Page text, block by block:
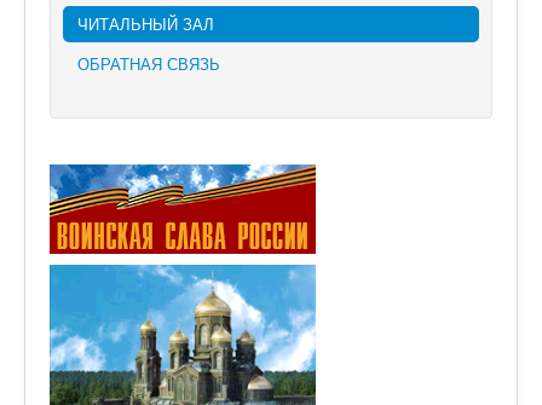
ЧИТАЛЬНЫЙ ЗАЛ
ОБРАТНАЯ СВЯЗЬ